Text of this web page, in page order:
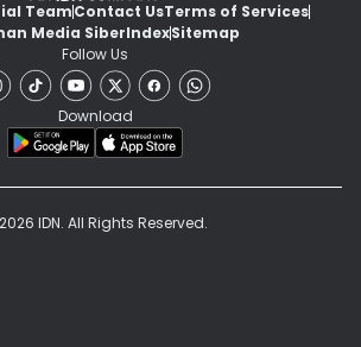
TeamContact UsTerms of Services
Media SiberIndexSitemap
Follow Us
Download
IDN. All Rights Reserved.